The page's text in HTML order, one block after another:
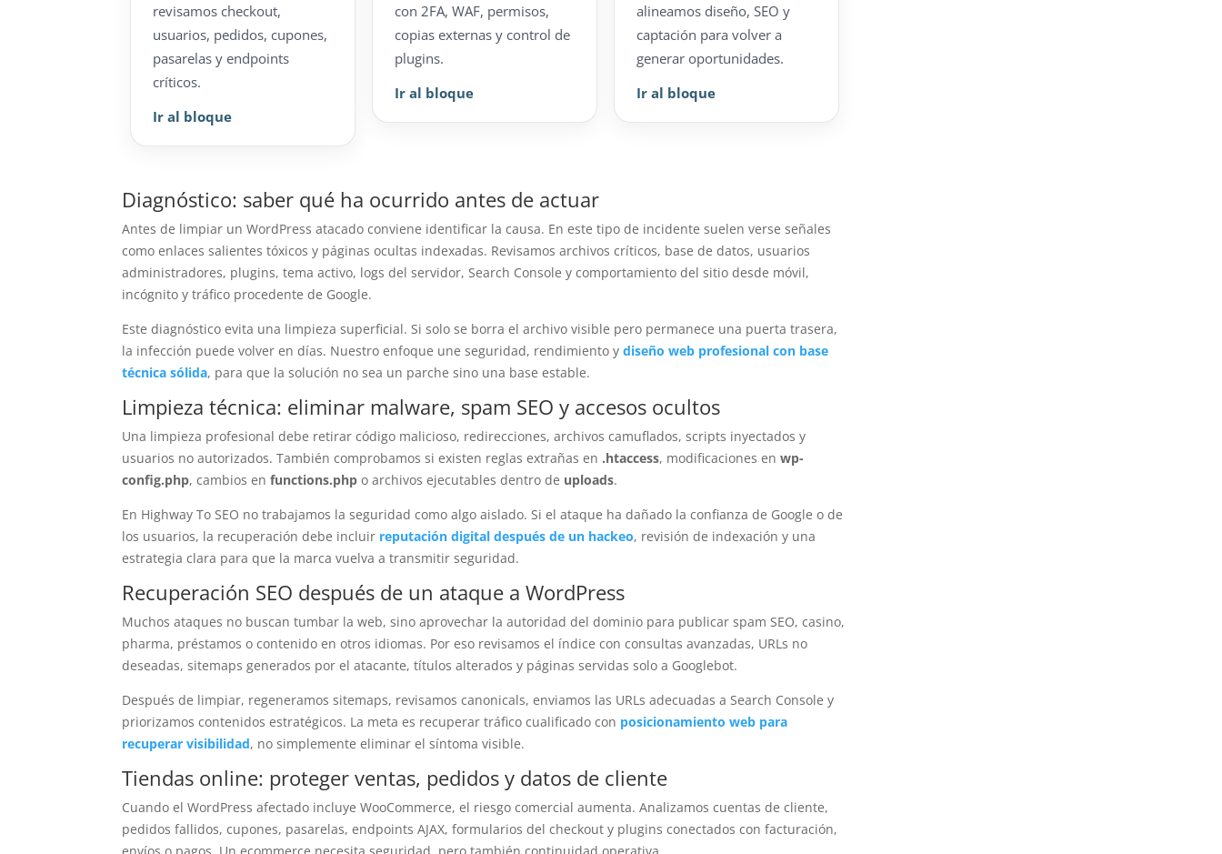
revisamos checkout,
usuarios, pedidos, cupones,
pasarelas y endpoints
críticos.
Ir al bloque
con 2FA, WAF, permisos,
copias externas y control de
plugins.
Ir al bloque
alineamos diseño, SEO y
captación para volver a
generar oportunidades.
Ir al bloque
Diagnóstico: saber qué ha ocurrido antes de actuar
Antes de limpiar un WordPress atacado conviene identificar la causa. En este tipo de incidente suelen verse señales
como enlaces salientes tóxicos y páginas ocultas indexadas. Revisamos archivos críticos, base de datos, usuarios
administradores, plugins, tema activo, logs del servidor, Search Console y comportamiento del sitio desde móvil,
incógnito y tráfico procedente de Google.
Este diagnóstico evita una limpieza superficial. Si solo se borra el archivo visible pero permanece una puerta trasera,
la infección puede volver en días. Nuestro enfoque une seguridad, rendimiento ydiseño web profesional con base
técnica sólida, para que la solución no sea un parche sino una base estable.
Limpieza técnica: eliminar malware, spam SEO y accesos ocultos
Una limpieza profesional debe retirar código malicioso, redirecciones, archivos camuflados, scripts inyectados y
usuarios no autorizados. También comprobamos si existen reglas extrañas en .htaccess, modificaciones enwp-
config.php, cambios enfunctions.php o archivos ejecutables dentro de uploads.
En Highway To SEO no trabajamos la seguridad como algo aislado. Si el ataque ha dañado la confianza de Google o de
los usuarios, la recuperación debe incluir reputación digital después de un hackeo, revisión de indexación y una
estrategia clara para que la marca vuelva a transmitir seguridad.
Recuperación SEO después de un ataque a WordPress
Muchos ataques no buscan tumbar la web, sino aprovechar la autoridad del dominio para publicar spam SEO, casino,
pharma, préstamos o contenido en otros idiomas. Por eso revisamos el índice con consultas avanzadas, URLs no
deseadas, sitemaps generados por el atacante, títulos alterados y páginas servidas solo a Googlebot.
Después de limpiar, regeneramos sitemaps, revisamos canonicals, enviamos las URLs adecuadas a Search Console y
priorizamos contenidos estratégicos. La meta es recuperar tráfico cualificado con posicionamiento web para
recuperar visibilidad, no simplemente eliminar el síntoma visible.
Tiendas online: proteger ventas, pedidos y datos de cliente
Cuando el WordPress afectado incluye WooCommerce, el riesgo comercial aumenta. Analizamos cuentas de cliente,
pedidos fallidos, cupones, pasarelas, endpoints AJAX, formularios del checkout y plugins conectados con facturación,